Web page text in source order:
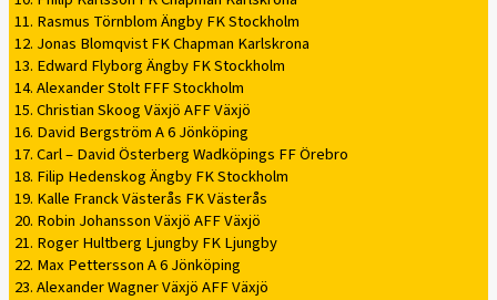
11. Rasmus Törnblom Ängby FK Stockholm
12. Jonas Blomqvist FK Chapman Karlskrona
13. Edward Flyborg Ängby FK Stockholm
14. Alexander Stolt FFF Stockholm
15. Christian Skoog Växjö AFF Växjö
16. David Bergström A 6 Jönköping
17. Carl – David Österberg Wadköpings FF Örebro
18. Filip Hedenskog Ängby FK Stockholm
19. Kalle Franck Västerås FK Västerås
20. Robin Johansson Växjö AFF Växjö
21. Roger Hultberg Ljungby FK Ljungby
22. Max Pettersson A 6 Jönköping
23. Alexander Wagner Växjö AFF Växjö